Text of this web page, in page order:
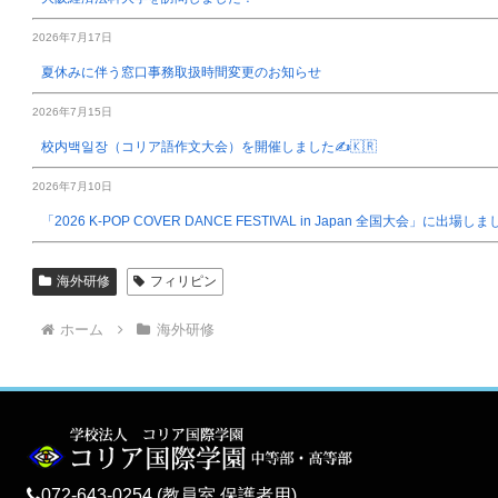
2026年7月17日
夏休みに伴う窓口事務取扱時間変更のお知らせ
2026年7月15日
校内백일장（コリア語作文大会）を開催しました✍️🇰🇷
2026年7月10日
「2026 K-POP COVER DANCE FESTIVAL in Japan 全国大会」に出場しま
海外研修 フィリピン
ホーム 海外研修